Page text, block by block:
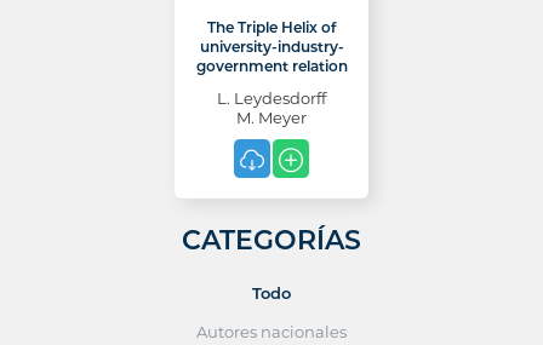
The Triple Helix of
university-industry-
government relation
L. Leydesdorff
M. Meyer
CATEGORÍAS
Todo
Autores nacionales